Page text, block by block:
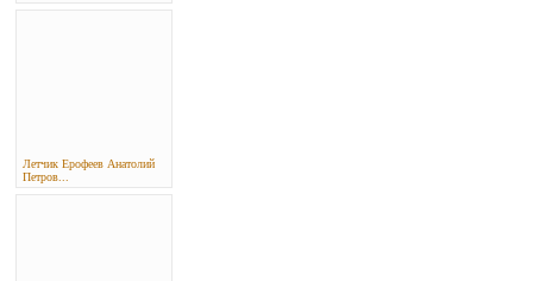
Летчик Ерофеев Анатолий
Петров...